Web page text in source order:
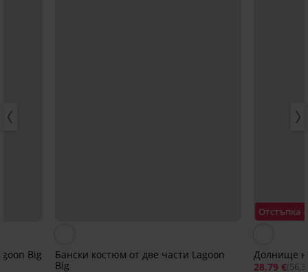
Big
Бански костюм от две части Lagoon
Big
Отстъпка -
Долнище
28,79 €